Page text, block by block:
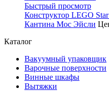
Быстрый просмотр
Конструктор LEGO
Кантина Мос Эйсли
Каталог
Вакуумный упаковщик
Варочные поверхности
Винные шкафы
Вытяжки